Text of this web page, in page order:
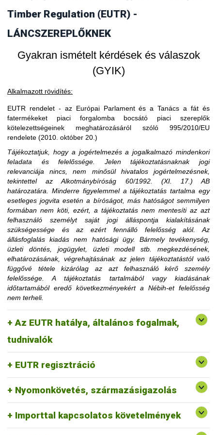
Timber Regulation (EUTR) -
LÁNCSZEREPLŐKNEK
Gyakran ismételt kérdések és válaszok
(GYIK)
Alkalmazott rövidítés:
EUTR rendelet - az Európai Parlament és a Tanács a fát és
fatermékeket piaci forgalomba bocsátó piaci szereplők
kötelezettségeinek meghatározásáról szóló 995/2010/EU
rendelete (2010. október 20.)
Tájékoztatjuk, hogy a jogértelmezés a jogalkalmazó mindenkori
feladata és felelőssége. Jelen tájékoztatásnaknak jogi
relevanciája nincs, nem minősül hivatalos jogértelmezésnek,
tekintettel az Alkotmánybíróság 60/1992. (XI. 17.) AB
határozatára. Minderre figyelemmel a tájékoztatás tartalma egy
esetleges jogvita esetén a bíróságot, más hatóságot semmilyen
formában nem köti, ezért, a tájékoztatás nem mentesíti az azt
felhasználó személyt saját jogi álláspontja kialakításának
szükségessége és az ezért fennálló felelősség alól. Az
állásfoglalás kiadás nem hatósági ügy. Bármely tevékenység,
üzleti döntés, jogügylet, üzleti modell stb. megkezdésének,
elhatározásának, végrehajtásának az jelen tájékoztatástól való
függővé tétele kizárólag az azt felhasználó kérő személy
felelőssége. A tájékoztatás tartalmából vagy kiadásának
időtartamából eredő következményekért a Nébih-et felelősség
nem terheli.
Az EUTR hatálya, általános fogalmak,
tudnivalók
EUTR regisztráció
Nyomonkövetés, származásigazolás
Importtal kapcsolatos követelmények
3. Amennyiben egy piaci szereplő EU-s
partnertől vásárol, akkor is importál?
vásárol faterméket, akkor fogalmilag kizárt, hogy a
faterméket vásárló uniós gazdasági szereplő piaci szereplő
legyen, ő csak kereskedőnek minősülhet.
1. Mennyi idő múlva kerülhetek le a
honlapon közzétett jogsértések listájáról?
A közzétételtől számított ötödik év leteltekor. A tevékenység
korlátozásra utaló határozati részt hamarabb is el lehet
távolítani, amennyiben az ügyfél igazolja, hogy a korlátozás
megszüntetéséhez szükséges feltételt teljesítette.
Az érintett faanyag kereskedelmi lánchoz tartozó
tevékenységének felfüggesztése vagy tiltása, a
felfüggesztés vagy a tiltás fennállásáig szerepel a
honlapon.
kérelemmel?
Erre a vonatkozó jogszabályi környezet alapján nincs
lehetőség.